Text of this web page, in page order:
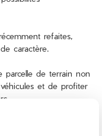
refaites,
caractère.
de terrain non
et de profiter
cet ensemble